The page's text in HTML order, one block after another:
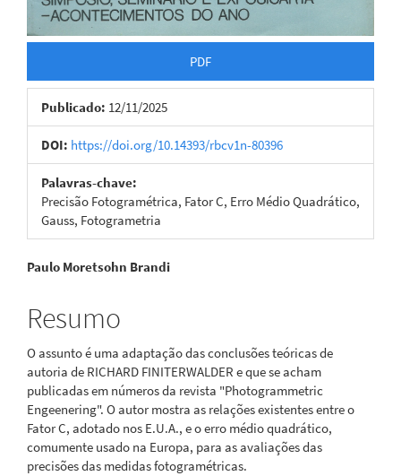
PDF
Publicado: 12/11/2025
DOI: https://doi.org/10.14393/rbcv1n-80396
Palavras-chave:
Precisão Fotogramétrica, Fator C, Erro Médio Quadrático,
Gauss, Fotogrametria
Conteúdo
do
artigo
principal
Paulo Moretsohn Brandi
Resumo
O assunto é uma adaptação das conclusões teóricas de
autoria de RICHARD FINITERWALDER e que se acham
publicadas em números da revista "Photogrammetric
Engeenering". O autor mostra as relações existentes entre o
Fator C, adotado nos E.U.A., e o erro médio quadrático,
comumente usado na Europa, para as avaliações das
precisões das medidas fotogramétricas.